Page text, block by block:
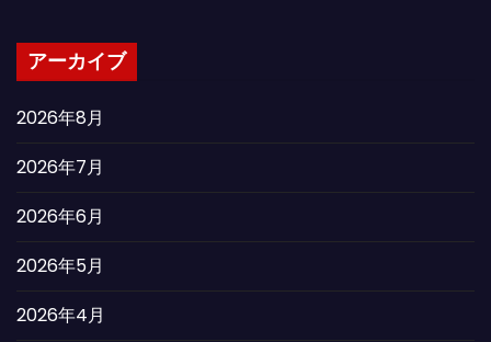
アーカイブ
2026年8月
2026年7月
2026年6月
2026年5月
2026年4月